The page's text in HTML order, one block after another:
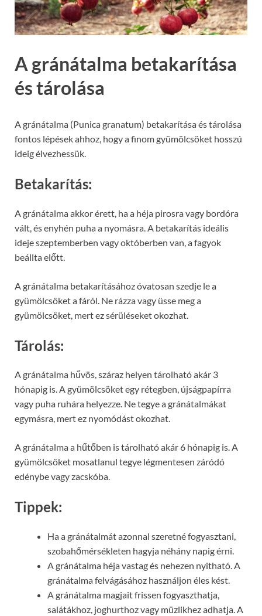
A gránátalma betakarítása
és tárolása
A gránátalma (Punica granatum) betakarítása és tárolása
fontos lépések ahhoz, hogy a finom gyümölcsöket hosszú
ideig élvezhessük.
Betakarítás:
A gránátalma akkor érett, ha a héja pirosra vagy bordóra
vált, és enyhén puha a nyomásra. A betakarítás ideális
ideje szeptemberben vagy októberben van, a fagyok
beállta előtt.
A gránátalma betakarításához óvatosan szedje le a
gyümölcsöket a fáról. Ne rázza vagy üsse meg a
gyümölcsöket, mert ez sérüléseket okozhat.
Tárolás:
A gránátalma hűvös, száraz helyen tárolható akár 3
hónapig is. A gyümölcsöket egy rétegben, újságpapírra
vagy puha ruhára helyezze. Ne tegye a gránátalmákat
egymásra, mert ez nyomódást okozhat.
A gránátalma a hűtőben is tárolható akár 6 hónapig is. A
gyümölcsöket mosatlanul tegye légmentesen záródó
edénybe vagy zacskóba.
Tippek:
Ha a gránátalmát azonnal szeretné fogyasztani,
szobahőmérsékleten hagyja néhány napig érni.
A gránátalma héja vastag és nehezen nyitható. A
gránátalma felvágásához használjon éles kést.
A gránátalma magjait frissen fogyaszthatja,
salátákhoz, joghurthoz vagy müzlikhez adhatja. A